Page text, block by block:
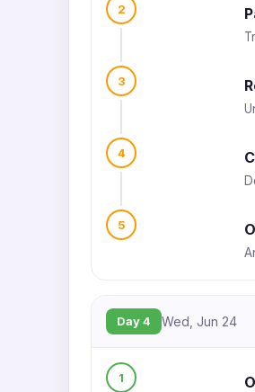
2
3
4
5
Day 4 Wed, Jun 24
1